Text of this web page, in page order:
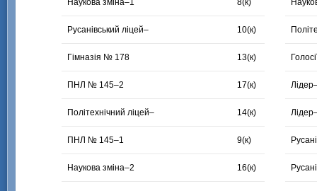
Наукова зміна–1 8(к)
Русанівський ліцей– 10(к)
Гімназія № 178 13(к)
ПНЛ № 145–2 17(к)
Політехнічний ліцей– 14(к)
ПНЛ № 145–1 9(к)
Наукова зміна–2 16(к)